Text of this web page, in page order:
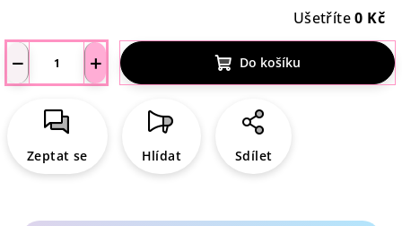
Ušetříte0 Kč
+
− Do košíku
Zeptat se Hlídat Sdílet